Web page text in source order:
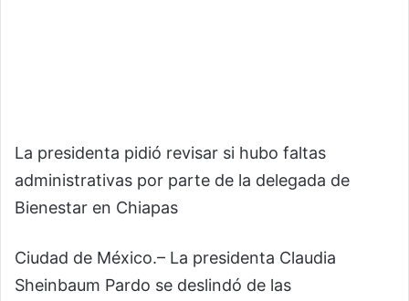
La presidenta pidió revisar si hubo faltas
administrativas por parte de la delegada de
Bienestar en Chiapas
Ciudad de México.– La presidenta Claudia
Sheinbaum Pardo se deslindó de las